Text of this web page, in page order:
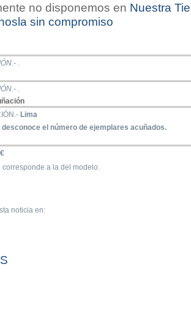
no disponemos en Nuestra
sin compromiso
.
.
Lima
desconoce el número de ejemplares acuñados.
corresponde a la del modelo.
noticia en: